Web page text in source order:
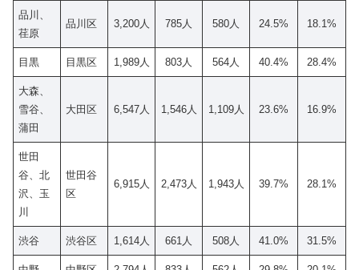
品川、
荏原
品川区 3,200人 785人 580人 24.5% 18.1%
目黒 目黒区 1,989人 803人 564人 40.4% 28.4%
大森、
雪谷、
蒲田
大田区 6,547人 1,546人 1,109人 23.6% 16.9%
世田
谷、北
沢、玉
川
世田谷
区
6,915人 2,473人 1,943人 39.7% 28.1%
渋谷 渋谷区 1,614人 661人 508人 41.0% 31.5%